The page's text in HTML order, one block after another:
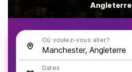
Angleterre
Où voulez-vous aller?
Dates